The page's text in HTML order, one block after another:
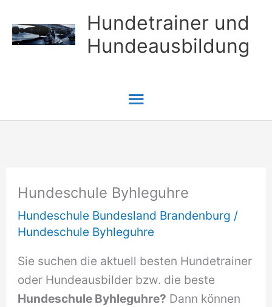
Inhalt
springen
Hundetrainer und
Hundeausbildung
Hauptmenü
Hundeschule Byhleguhre
Hundeschule Bundesland Brandenburg /
Hundeschule Byhleguhre
Sie suchen die aktuell besten Hundetrainer
oder Hundeausbilder bzw. die beste
Hundeschule Byhleguhre? Dann können